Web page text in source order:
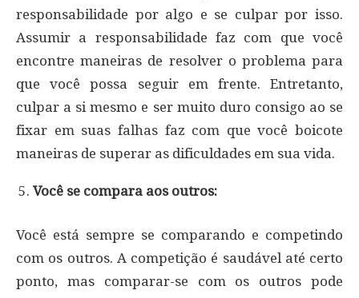
responsabilidade por algo e se culpar por isso.
Assumir a responsabilidade faz com que você
encontre maneiras de resolver o problema para
que você possa seguir em frente. Entretanto,
culpar a si mesmo e ser muito duro consigo ao se
fixar em suas falhas faz com que você boicote
maneiras de superar as dificuldades em sua vida.
Você se compara aos outros:
Você está sempre se comparando e competindo
com os outros. A competição é saudável até certo
ponto, mas comparar-se com os outros pode